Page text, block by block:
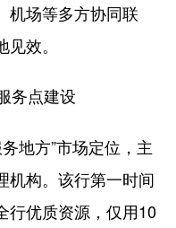
金融 汽车
银龄
能源 会展
时尚 悦读
亚太网 上市公司
机场等多方协同联
效。
务点建设
地方”市场定位，主
机构。该行第一时间
行优质资源，仅用10